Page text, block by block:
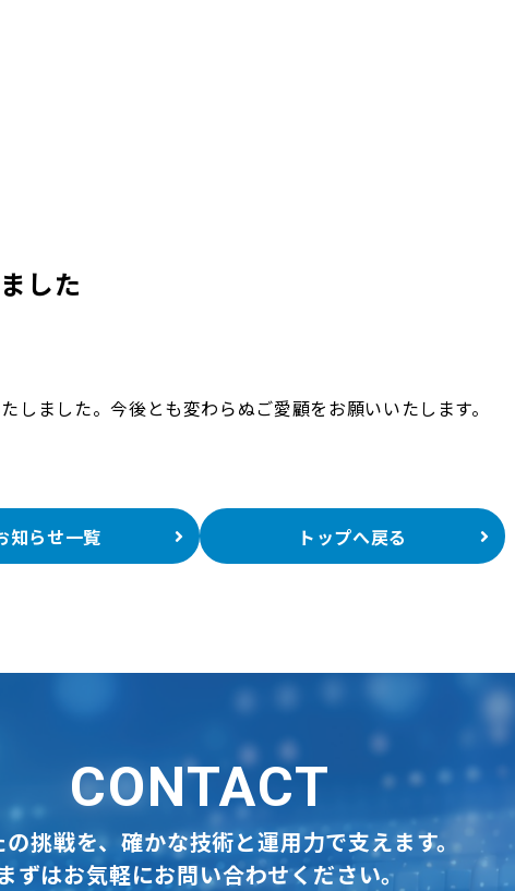
した
しました。今後とも変わらぬご愛顧をお願いいたします。
知らせ一覧 トップへ戻る
CONTACT
の挑戦を、確かな技術と運用力で支えます。
まずはお気軽にお問い合わせください。